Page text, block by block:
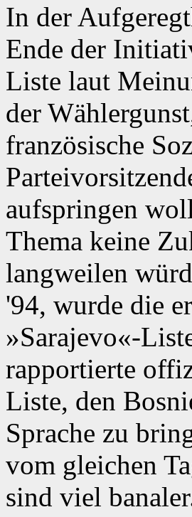
In der
Ende der
Liste laut
der
französische
aufspringen
Thema keine
langweilen
'94, wurde die
»Sarajevo«-
rapportierte
Liste, den
Sprache zu
vom gleichen
sind viel